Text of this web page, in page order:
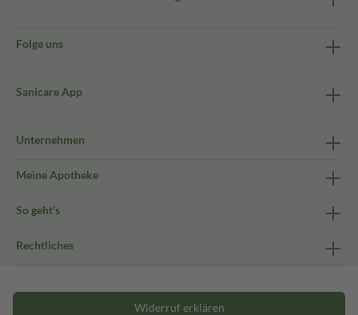
Folge uns
Sanicare App
Unternehmen
Meine Apotheke
So geht's
Rechtliches
Widerruf erklären